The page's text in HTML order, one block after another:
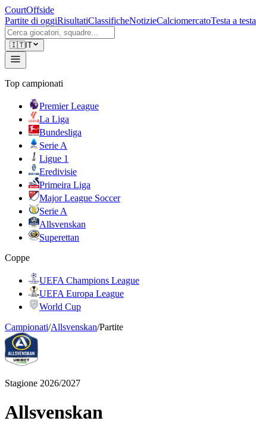
CourtOffside
Partite di oggiRisultatiClassificheNotizieCalciomercatoTesta a testa
🇮🇹IT
Top campionati
Premier League
La Liga
Bundesliga
Serie A
Ligue 1
Eredivisie
Primeira Liga
Major League Soccer
Serie A
Allsvenskan
Superettan
Coppe
UEFA Champions League
UEFA Europa League
World Cup
Campionati/Allsvenskan/Partite
Stagione 2026/2027
Allsvenskan